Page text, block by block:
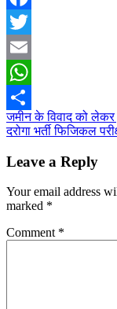
Facebook
Twitter
Email
WhatsApp
Share
Post
navigation
जमीन के विवाद को
दरोगा भर्ती फिजिकल
Leave a Reply
Your email address
marked *
Comment *